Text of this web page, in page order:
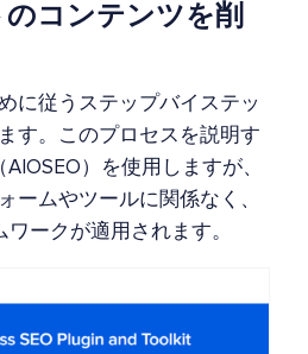
コンテンツを削
に従うステップバイステッ
す。このプロセスを説明す
AIOSEO）を使用しますが、
ームやツールに関係なく、
ークが適用されます。